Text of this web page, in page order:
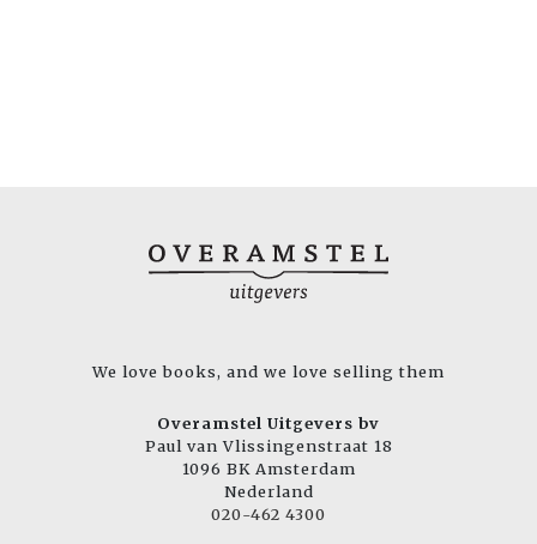
We love books, and we love selling them
Overamstel Uitgevers bv
Paul van Vlissingenstraat 18
1096 BK Amsterdam
Nederland
020-462 4300